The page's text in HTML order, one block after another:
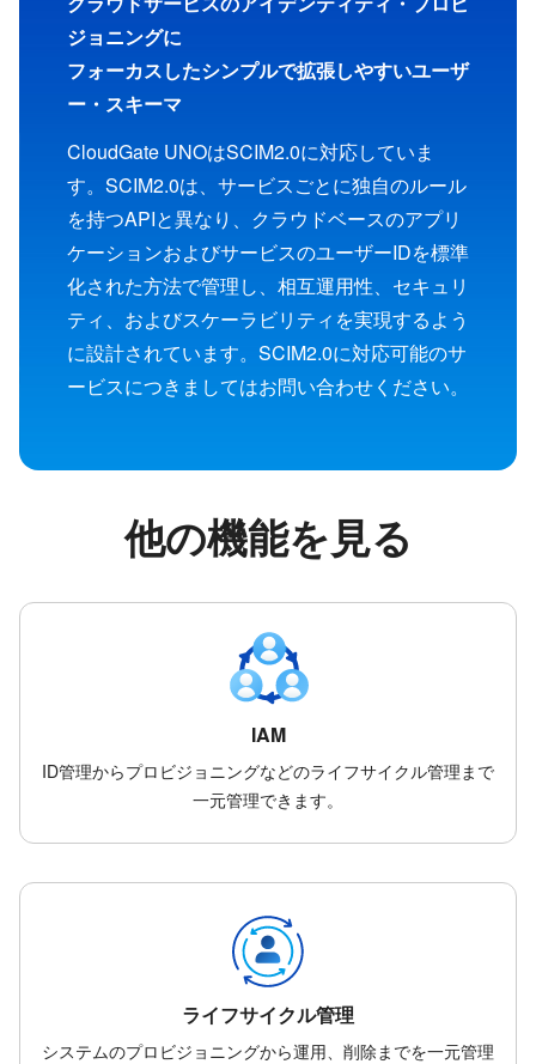
ジョニングに
フォーカスしたシンプルで拡張しやすいユーザ
ー・スキーマ
CloudGate UNOはSCIM2.0に対応していま
す。SCIM2.0は、サービスごとに独自のルール
を持つAPIと異なり、クラウドベースのアプリ
ケーションおよびサービスのユーザーIDを標準
化された方法で管理し、相互運用性、セキュリ
ティ、およびスケーラビリティを実現するよう
に設計されています。SCIM2.0に対応可能のサ
ービスにつきましてはお問い合わせください。
他の機能を見る
IAM
ID管理からプロビジョニングなどのライフサイクル管理まで
一元管理できます。
ライフサイクル管理
システムのプロビジョニングから運用、削除までを一元管理